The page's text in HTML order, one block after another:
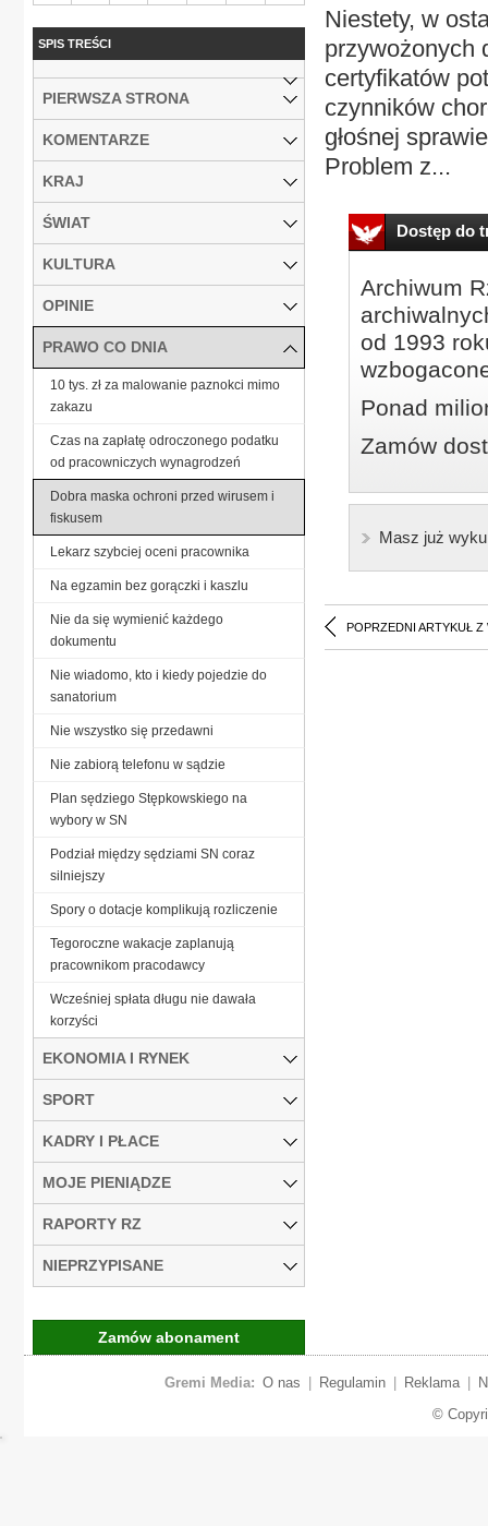
Niestety, w
przywożonych
certyfikatów
czynników
głośnej
Problem z...
Dostęp do
Archiwum
od 1993
Ponad
Zamów
Masz już
POPRZEDNI ARTYKUŁ Z
SPIS TREŚCI
PIERWSZA STRONA
KOMENTARZE
KRAJ
ŚWIAT
KULTURA
OPINIE
PRAWO CO DNIA
10 tys. zł za malowanie paznokci mimo
zakazu
Czas na zapłatę odroczonego podatku
od pracowniczych wynagrodzeń
Dobra maska ochroni przed wirusem i
fiskusem
Lekarz szybciej oceni pracownika
Na egzamin bez gorączki i kaszlu
Nie da się wymienić każdego
dokumentu
Nie wiadomo, kto i kiedy pojedzie do
sanatorium
Nie wszystko się przedawni
Nie zabiorą telefonu w sądzie
Plan sędziego Stępkowskiego na
wybory w SN
Podział między sędziami SN coraz
silniejszy
Spory o dotacje komplikują rozliczenie
Tegoroczne wakacje zaplanują
pracownikom pracodawcy
Wcześniej spłata długu nie dawała
korzyści
EKONOMIA I RYNEK
SPORT
KADRY I PŁACE
MOJE PIENIĄDZE
RAPORTY RZ
NIEPRZYPISANE
Zamów abonament
Gremi Media: O nas Regulamin Reklama
©